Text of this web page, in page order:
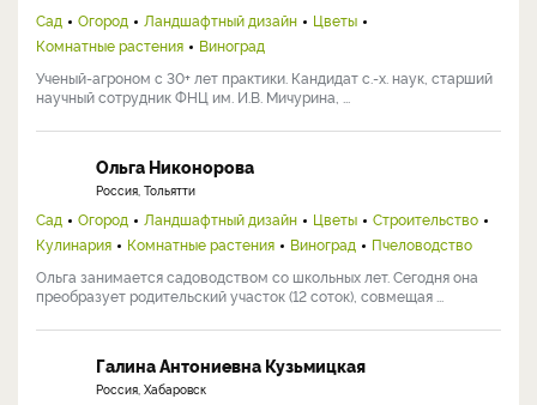
Сад Огород Ландшафтный дизайн
Цветы
Комнатные растения
Виноград
Ученый-агроном с 30+ лет практики. Кандидат с.-х. наук, старший
научный сотрудник ФНЦ им. И.В. Мичурина, ...
Ольга Никонорова
Россия, Тольятти
Сад Огород Ландшафтный дизайн Цветы
Строительство
Кулинария
Комнатные растения Виноград
Пчеловодство
Ольга занимается садоводством со школьных лет. Сегодня она
преобразует родительский участок (12 соток), совмещая ...
Галина Антониевна Кузьмицкая
Россия, Хабаровск